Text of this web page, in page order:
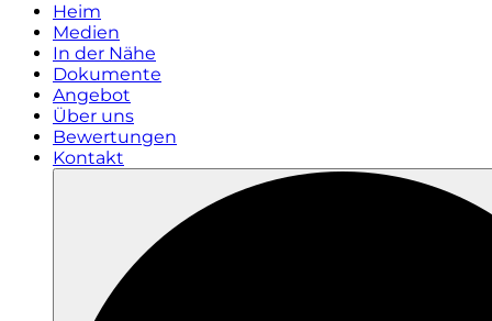
Heim
Medien
In der Nähe
Dokumente
Angebot
Über uns
Bewertungen
Kontakt